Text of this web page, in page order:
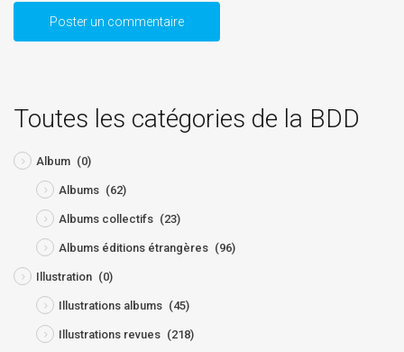
Toutes les catégories de la BDD
Album (0)
Albums (62)
Albums collectifs (23)
Albums éditions étrangères (96)
Illustration (0)
Illustrations albums (45)
Illustrations revues (218)